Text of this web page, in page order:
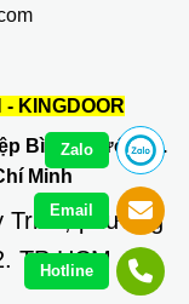
KINGDOOR
Bình Phước, Q.
Minh
Trinh, phường
TP HCM
Zalo
Email
Hotline